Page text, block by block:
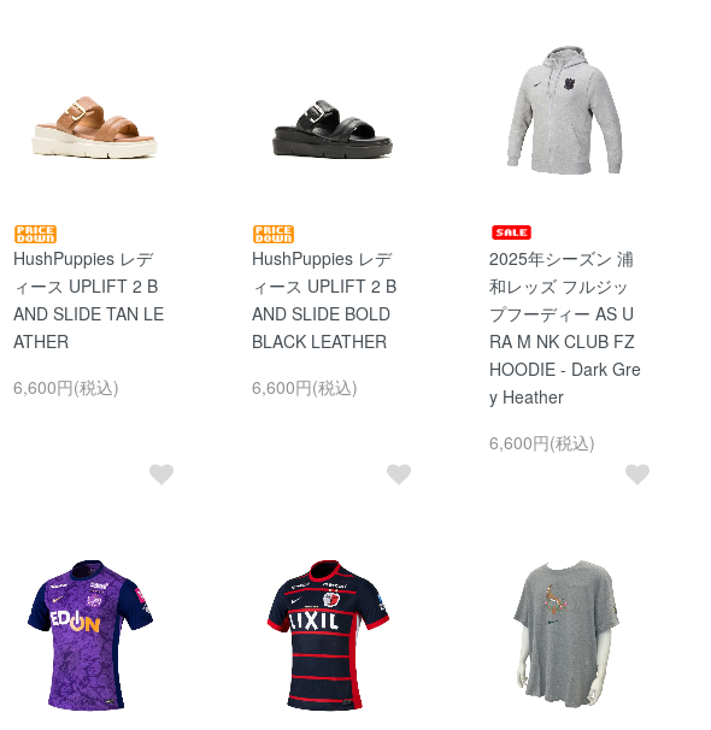
HushPuppies レデ
ィース UPLIFT 2 B
AND SLIDE TAN LE
ATHER
6,600円(税込)
HushPuppies レデ
ィース UPLIFT 2 B
AND SLIDE BOLD
BLACK LEATHER
6,600円(税込)
2025年シーズン 浦
和レッズ フルジッ
プフーディー AS U
RA M NK CLUB FZ
HOODIE - Dark Gre
y Heather
6,600円(税込)